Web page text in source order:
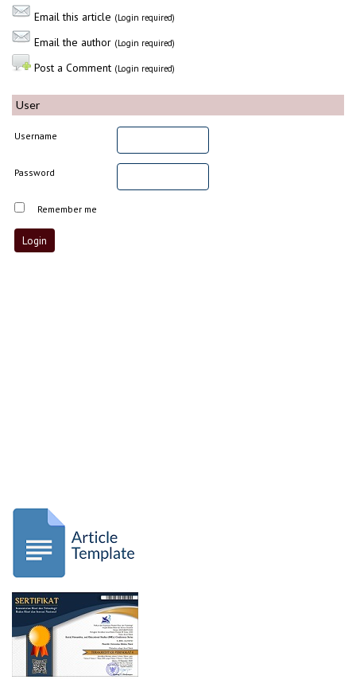
Email this article (Login required)
Email the author (Login required)
Post a Comment (Login required)
User
Username
Password
Remember me